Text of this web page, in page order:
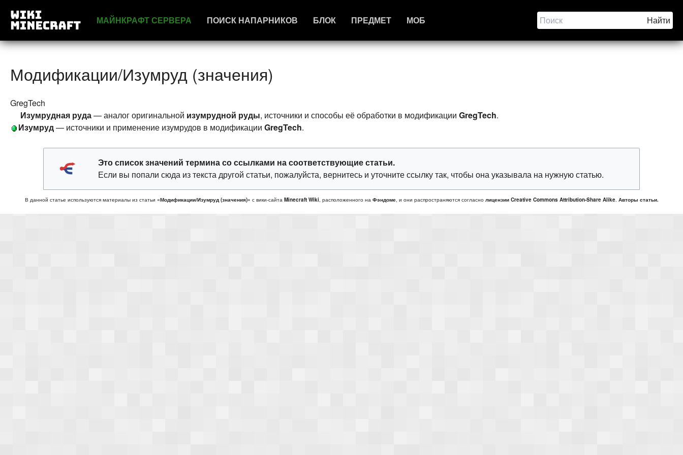
МАЙНКРАФТ СЕРВЕРА ПОИСК НАПАРНИКОВ БЛОК ПРЕДМЕТ МОБ
Модификации/Изумруд (значения)
GregTech
Изумрудная руда— аналог оригинальной изумрудной руды, источники и способы её обработки в модификации GregTech.
Изумруд— источники и применение изумрудов в модификации GregTech.
Этосписок значений терминасо ссылками на соответствующие статьи.
Если вы попали сюда из текста другой статьи, пожалуйста, вернитесь и уточните ссылку так, чтобы она указывала на нужную статью.
В данной статье используются материалы из статьи «Модификации/Изумруд (значения)» с вики-сайта Minecraft Wiki, расположенного на Фэндоме, и они распространяются согласно лицензии Creative Commons Attribution-Share Alike. Авторы статьи.